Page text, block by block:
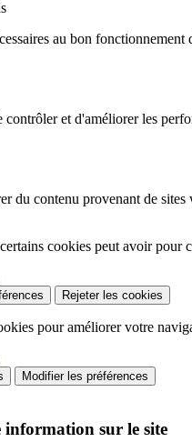
au bon
contrôler et d'améliorer les
du contenu provenant de
cookies peut avoir pour
Rejeter les cookies
pour améliorer votre
Modifier les préférences
information sur le site